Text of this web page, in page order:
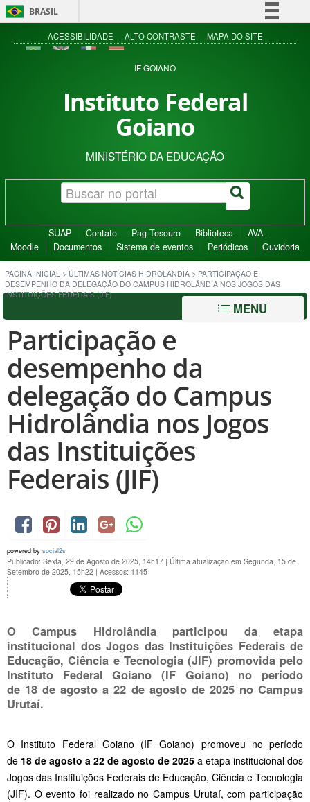
BRASIL
Simplifique!
Acesso à informação
ACESSIBILIDADE ALTO CONTRASTE MAPA DO SITE
IF GOIANO
Instituto Federal
Goiano
MINISTÉRIO DA EDUCAÇÃO
SUAP Contato Pag Tesouro Biblioteca
AVA -
Moodle
Documentos Sistema de eventos Periódicos Ouvidoria
PÁGINA INICIAL > ÚLTIMAS NOTÍCIAS HIDROLÂNDIA > PARTICIPAÇÃO E
DESEMPENHO DA DELEGAÇÃO DO CAMPUS HIDROLÂNDIA NOS JOGOS DAS
INSTITUIÇÕES FEDERAIS (JIF)
MENU
Participação e
desempenho da
delegação do Campus
Hidrolândia nos Jogos
das Instituições
Federais (JIF)
powered by social2s
Publicado: Sexta, 29 de Agosto de 2025, 14h17 | Última atualização em Segunda, 15 de
Setembro de 2025, 15h22 | Acessos: 1145
O Campus Hidrolândia participou da etapa
institucional dos Jogos das Instituições Federais de
Educação, Ciência e Tecnologia (JIF) promovida pelo
Instituto Federal Goiano (IF Goiano) no período
de 18 de agosto a 22 de agosto de 2025no Campus
Urutaí.
O Instituto Federal Goiano (IF Goiano) promoveu no período
de 18 de agosto a 22 de agosto de 2025 a etapa institucional dos
Jogos das Instituições Federais de Educação, Ciência e Tecnologia
(JIF). O evento foi realizado no Campus Urutaí, com participação